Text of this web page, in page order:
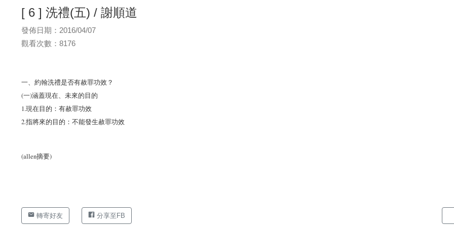
[ 6 ] 洗禮(五) / 謝順道
發佈日期：2016/04/07
觀看次數：8176
一、約翰洗禮是否有赦罪功效？
(一)涵蓋現在、未來的目的
1.現在目的：有赦罪功效
2.指將來的目的：不能發生赦罪功效
(allen摘要)
轉寄好友 分享至FB